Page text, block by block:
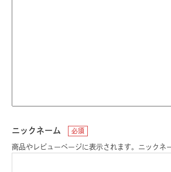
ニックネーム 必須
商品やレビューページに表示されます。ニックネ